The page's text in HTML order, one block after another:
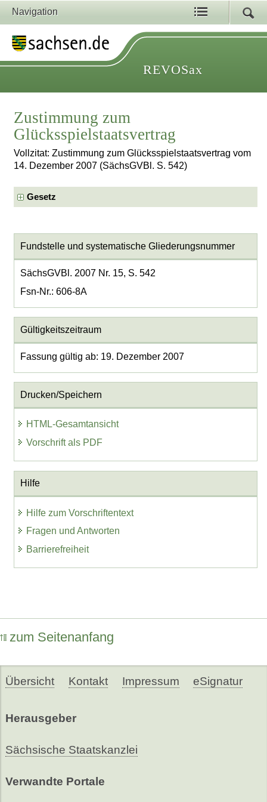
Navigation
REVOSax
Zustimmung zum
Glücksspielstaatsvertrag
Vollzitat: Zustimmung zum Glücksspielstaatsvertrag vom
14. Dezember 2007 (SächsGVBl. S. 542)
Gesetz
Fundstelle und systematische Gliederungsnummer
SächsGVBl. 2007 Nr. 15, S. 542
Fsn-Nr.: 606-8A
Gültigkeitszeitraum
Fassung gültig ab: 19. Dezember 2007
Drucken/Speichern
HTML-Gesamtansicht
Vorschrift als PDF
Hilfe
Hilfe zum Vorschriftentext
Fragen und Antworten
Barrierefreiheit
zum Seitenanfang
Übersicht Kontakt Impressum eSignatur
Herausgeber
Sächsische Staatskanzlei
Verwandte Portale